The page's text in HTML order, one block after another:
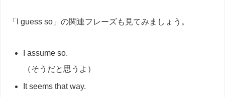
「I guess so」の関連フレーズも見てみましょう。
I assume so.
（そうだと思うよ）
It seems that way.